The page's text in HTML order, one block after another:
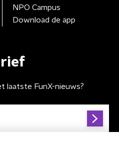
NPO Campus
Download de app
laatste FunX-nieuws?